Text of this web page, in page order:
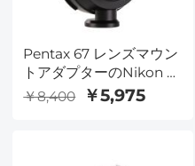
Pentax 67 レンズマウン
トアダプターのNikon F
カメラ
￥8,400 ￥5,975